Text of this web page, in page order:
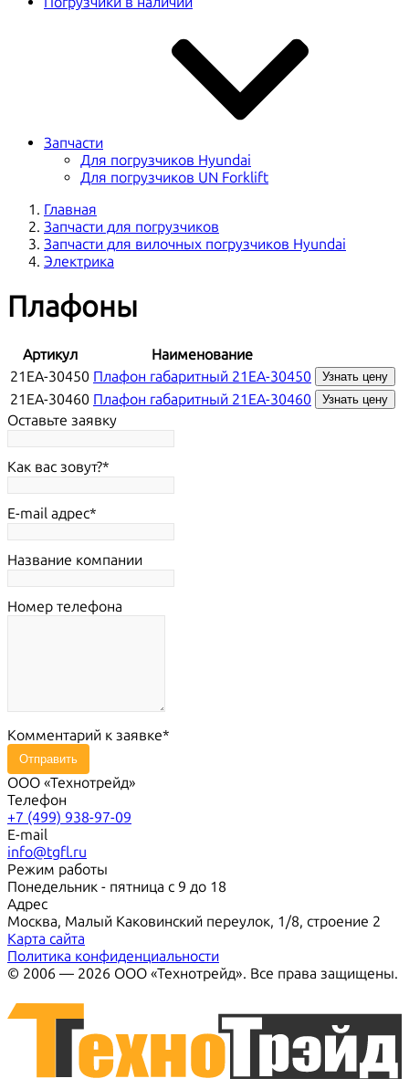
Запчасти
Для погрузчиков Hyundai
Для погрузчиков UN Forklift
Главная
Запчасти для погрузчиков
Запчасти для вилочных погрузчиков Hyundai
Электрика
Плафоны
Артикул
Наименование
21EA-30450 Плафон габаритный 21EA-30450 Узнать цену
21EA-30460 Плафон габаритный 21EA-30460 Узнать цену
Оставьте заявку
Как вас зовут?
E-mail адрес
Название компании
Номер телефона
Комментарий к заявке
Отправить
ООО «Технотрейд»
Телефон
+7 (499) 938-97-09
E-mail
info@tgfl.ru
Режим работы
Понедельник - пятница с 9 до 18
Адрес
Москва, Малый Каковинский переулок, 1/8, строение 2
Карта сайта
Политика конфиденциальности
© 2006 — 2026 ООО «Технотрейд». Все права защищены.